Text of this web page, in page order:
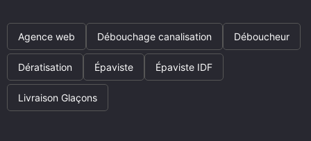
Agence web Débouchage canalisation Déboucheur
Dératisation Épaviste Épaviste IDF
Livraison Glaçons